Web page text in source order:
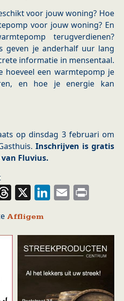
voor jouw woning? Hoe
voor jouw woning? En
terugverdienen?
geven je anderhalf uur lang
informatie in mensentaal.
hoeveel een warmtepomp je
en hoe je energie kan
op dinsdag 3 februari om
Inschrijven is gratis
Fluvius.
Threads
X LinkedIn
Email
Affligem